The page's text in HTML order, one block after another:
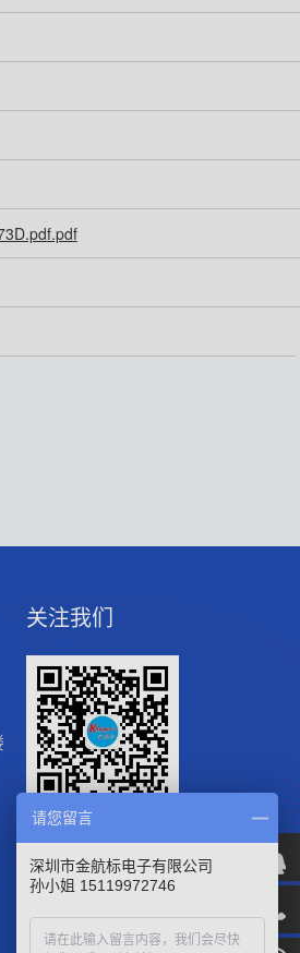
关注我们
微信官方公众号
请您留言
深圳市金航标电子有限公司
孙小姐 15119972746